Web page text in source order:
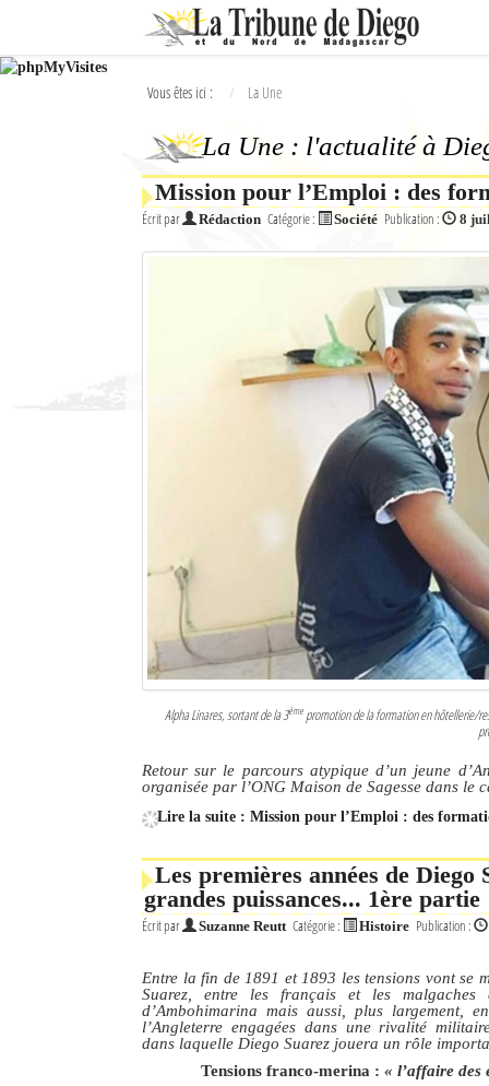
Ok
L'actualité à Diego Suarez
Le Nord de Madagascar
L'actualité du tourisme
Sites touristiques
Vous êtes ici : La Une
La Une : l'actualité à
Mission pour l’Emploi : des
Écrit par Rédaction Catégorie : Société Publication : 8
Alpha Linares, sortant de la 3ème promotion de la formation en hôtellerie/
Retour sur le parcours atypique d’un jeune
organisée par l’ONG Maison de Sagesse dans le
Lire la suite : Mission pour l’Emploi : des
Les premières années de Diego
grandes puissances... 1ère partie
Écrit par Suzanne Reutt Catégorie : Histoire Publication :
Entre la fin de 1891 et 1893 les tensions vont se
Suarez, entre les français et les malgaches
d’Ambohimarina mais aussi, plus largement,
l’Angleterre engagées dans une rivalité
dans laquelle Diego Suarez jouera un rôle
Tensions franco-merina : « l’affaire des